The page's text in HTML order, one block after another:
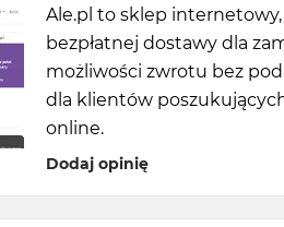
Ale.pl to sklep
bezpłatnej dostawy dla
możliwości zwrotu bez
dla klientów
online.
Dodaj opinię